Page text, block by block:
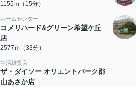
1155ｍ（15分）
ホームセンター
コメリハード&グリーン希望ケ丘
店
2577ｍ（33分）
生活雑貨店
ザ・ダイソー オリエントパーク郡
山あさか店